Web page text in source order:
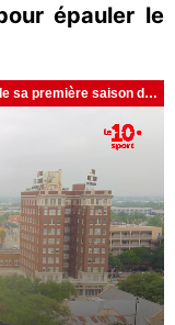
épauler le